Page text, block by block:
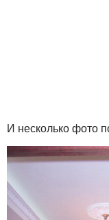
И несколько фото